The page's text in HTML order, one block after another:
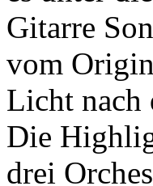
Gitarre
vom
Licht nach
Die
drei